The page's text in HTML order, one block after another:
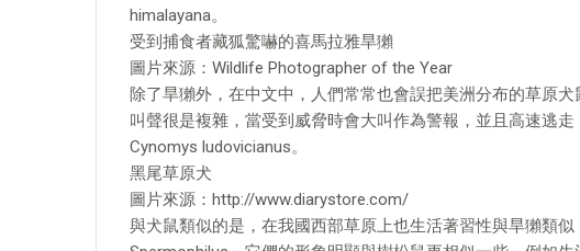
himalayana。
受到捕食者藏狐驚嚇的喜馬拉雅旱獺
圖片來源：Wildlife Photographer of the Year
除了旱獺外，在中文中，人們常常也會誤把美洲分布的草原
叫聲很是複雜，當受到威脅時會大叫作為警報，並且高速逃
Cynomys ludovicianus。
黑尾草原犬
圖片來源：http://www.diarystore.com/
與犬鼠類似的是，在我國西部草原上也生活著習性與旱獺類